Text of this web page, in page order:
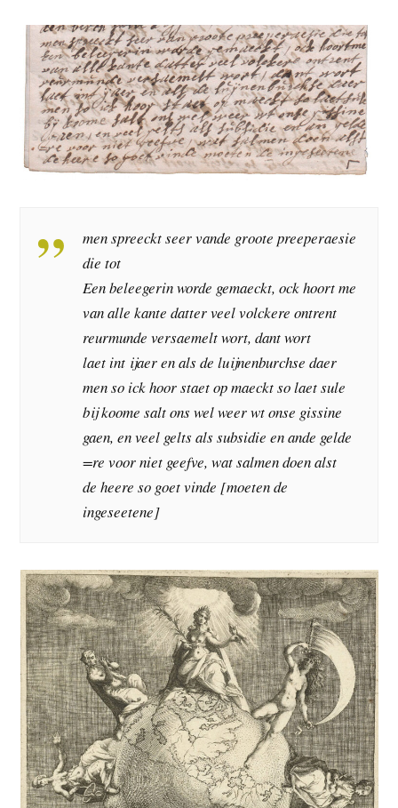
men spreeckt seer vande groote preeperaesie
die tot
Een beleegerin worde gemaeckt, ock hoort me
van alle kante datter veel volckere ontrent
reurmunde versaemelt wort, dant wort
laet int ijaer en als de luijnenburchse daer
men so ick hoor staet op maeckt so laet sule
bij koome salt ons wel weer wt onse gissine
gaen, en veel gelts als subsidie en ande gelde
=re voor niet geefve, wat salmen doen alst
de heere so goet vinde [moeten de
ingeseetene]